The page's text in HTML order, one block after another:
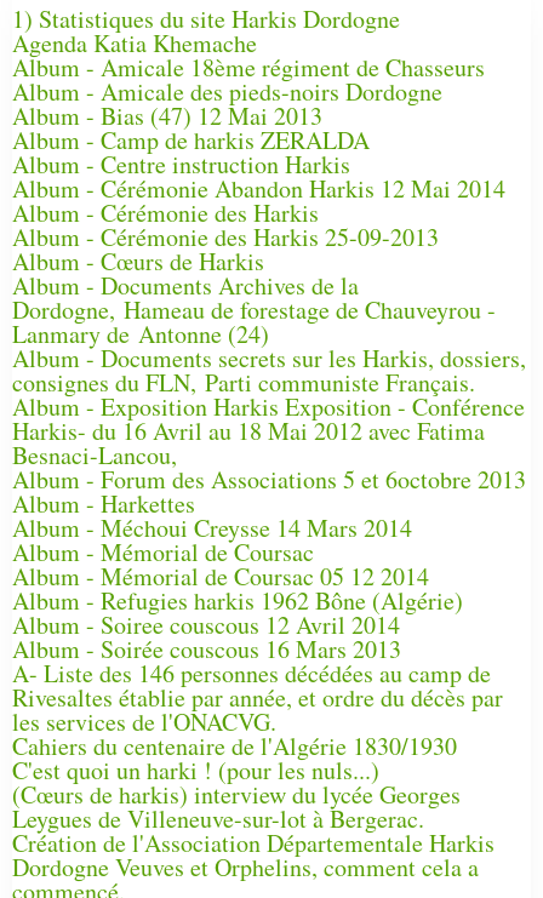
1) Statistiques du site Harkis Dordogne
Agenda Katia Khemache
Album - Amicale 18ème régiment de Chasseurs
Album - Amicale des pieds-noirs Dordogne
Album - Bias (47) 12 Mai 2013
Album - Camp de harkis ZERALDA
Album - Centre instruction Harkis
Album - Cérémonie Abandon Harkis 12 Mai 2014
Album - Cérémonie des Harkis
Album - Cérémonie des Harkis 25-09-2013
Album - Cœurs de Harkis
Album - Documents Archives de la
Dordogne, Hameau de forestage de Chauveyrou -
Lanmary de Antonne (24)
Album - Documents secrets sur les Harkis, dossiers,
consignes du FLN, Parti communiste Français.
Album - Exposition Harkis Exposition - Conférence
Harkis- du 16 Avril au 18 Mai 2012 avec Fatima
Besnaci-Lancou,
Album - Forum des Associations 5 et 6octobre 2013
Album - Harkettes
Album - Méchoui Creysse 14 Mars 2014
Album - Mémorial de Coursac
Album - Mémorial de Coursac 05 12 2014
Album - Refugies harkis 1962 Bône (Algérie)
Album - Soiree couscous 12 Avril 2014
Album - Soirée couscous 16 Mars 2013
A- Liste des 146 personnes décédées au camp de
Rivesaltes établie par année, et ordre du décès par
les services de l'ONACVG.
Cahiers du centenaire de l'Algérie 1830/1930
C'est quoi un harki ! (pour les nuls...)
(Cœurs de harkis) interview du lycée Georges
Leygues de Villeneuve-sur-lot à Bergerac.
Création de l'Association Départementale Harkis
Dordogne Veuves et Orphelins, comment cela a
commencé.